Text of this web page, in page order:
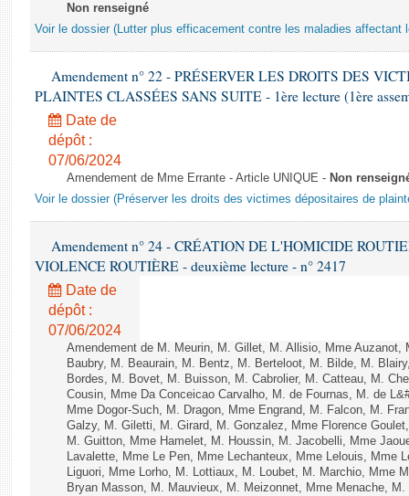
Non renseigné
Voir le dossier (Lutter plus efficacement contre les maladies affectant
Amendement n° 22 - PRÉSERVER LES DROITS DES
PLAINTES CLASSÉES SANS SUITE - 1ère lecture (1ère
Date de
dépôt :
07/06/2024
Amendement de Mme Errante - Article UNIQUE - Non
Voir le dossier (Préserver les droits des victimes dépositaires de
Amendement n° 24 - CRÉATION DE L'HOMICIDE
VIOLENCE ROUTIÈRE - deuxième lecture - n° 2417
Date de
dépôt :
07/06/2024
Amendement de M. Meurin, M. Gillet, M. Allisio, Mme Auzanot,
Baubry, M. Beaurain, M. Bentz, M. Berteloot, M. Bilde, M.
Bordes, M. Bovet, M. Buisson, M. Cabrolier, M. Catteau, M.
Cousin, Mme Da Conceicao Carvalho, M. de Fournas, M. de
Mme Dogor-Such, M. Dragon, Mme Engrand, M. Falcon, M.
Galzy, M. Giletti, M. Girard, M. Gonzalez, Mme Florence
M. Guitton, Mme Hamelet, M. Houssin, M. Jacobelli, Mme
Lavalette, Mme Le Pen, Mme Lechanteux, Mme Lelouis, Mme
Liguori, Mme Lorho, M. Lottiaux, M. Loubet, M. Marchio, Mme
Bryan Masson, M. Mauvieux, M. Meizonnet, Mme Menache,